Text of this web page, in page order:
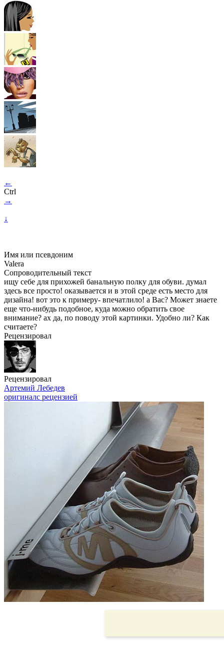
←
Ctrl
→
↓
Имя или псевдоним
Valera
Сопроводительный текст
ищу себе для прихожей банальную полку для обуви. думал
здесь все просто! оказывается и в этой среде есть место для
дизайна! вот это к примеру- впечатлило! а Вас? Может знаете
еще что-нибудь подобное, куда можно обратить свое
внимание? ах да, по поводу этой картинки. Удобно ли? Как
считаете?
Рецензировал
Рецензировал
Артемий Лебедев
оригиналс рецензией